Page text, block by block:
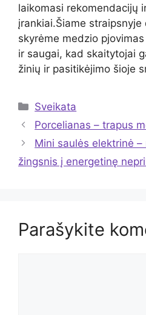
laikomasi rekomendacijų
įrankiai.Šiame
skyrėme medzio
ir saugai, kad skaitytojai
žinių ir pasitikėjimo šioje
Kategorijos
Sveikata
Porcelianas – trapus
Mini saulės elektrinė
žingsnis į energetinę
Parašykite